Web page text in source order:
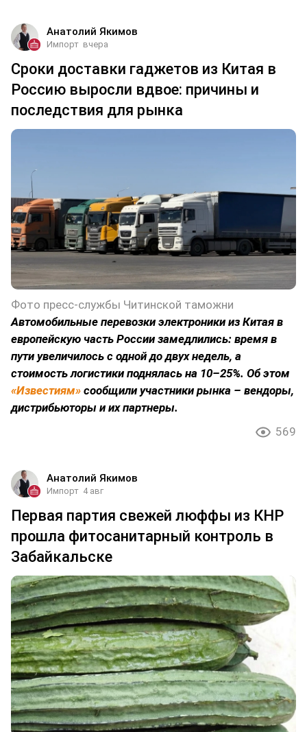
Анатолий Якимов
Импорт вчера
Сроки доставки гаджетов из Китая в
Россию выросли вдвое: причины и
последствия для рынка
Фото пресс-службы Читинской таможни
Автомобильные перевозки электроники из Китая в
европейскую часть России замедлились: время в
пути увеличилось с одной до двух недель, а
стоимость логистики поднялась на 10–25%. Об этом
«Известиям» сообщили участники рынка – вендоры,
дистрибьюторы и их партнеры.
569
Анатолий Якимов
Импорт 4 авг
Первая партия свежей люффы из КНР
прошла фитосанитарный контроль в
Забайкальске